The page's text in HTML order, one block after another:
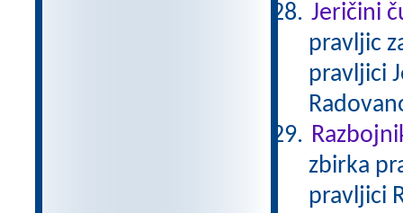
Jeričini
pravljic
pravljici
zbirka
pravljici